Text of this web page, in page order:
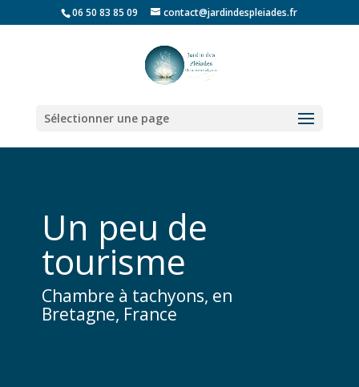
06 50 83 85 09 contact@jardindespleiades.fr
Sélectionner une page
Un peu de
tourisme
Chambre à tachyons, en
Bretagne, France